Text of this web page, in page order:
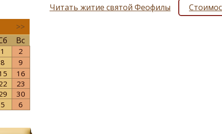
>>
Вс
1
2
8
9
16
23
30
5 6
Читать житие святой Феофилы